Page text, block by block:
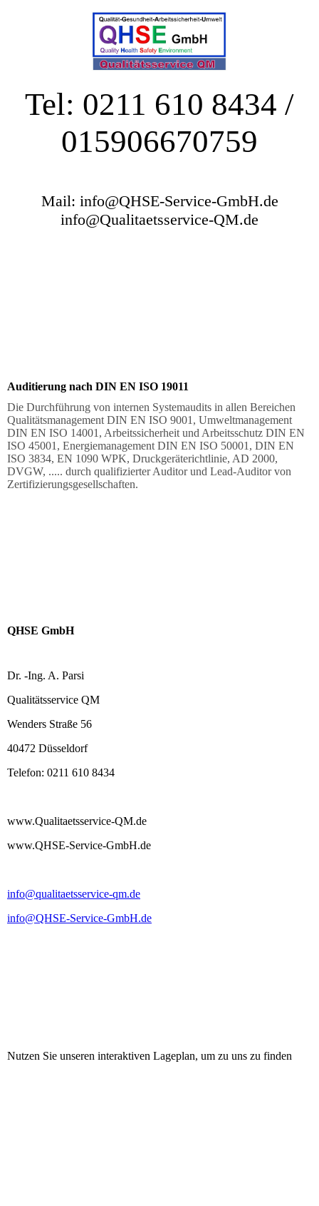
Tel: 0211 610 8434 /
015906670759
Mail: info@QHSE-Service-GmbH.de
info@Qualitaetsservice-QM.de
Auditierung nach DIN EN ISO 19011
Die Durchführung von internen Systemaudits in allen Bereichen
Qualitätsmanagement DIN EN ISO 9001, Umweltmanagement
DIN EN ISO 14001, Arbeitssicherheit und Arbeitsschutz DIN EN
ISO 45001, Energiemanagement DIN EN ISO 50001, DIN EN
ISO 3834, EN 1090 WPK, Druckgeräterichtlinie, AD 2000,
DVGW, ..... durch qualifizierter Auditor und Lead-Auditor von
Zertifizierungsgesellschaften.
QHSE GmbH
Dr. -Ing. A. Parsi
Qualitätsservice QM
Wenders Straße 56
40472 Düsseldorf
Telefon: 0211 610 8434
www.Qualitaetsservice-QM.de
www.QHSE-Service-GmbH.de
info@qualitaetsservice-qm.de
info@QHSE-Service-GmbH.de
Nutzen Sie unseren interaktiven Lageplan, um zu uns zu finden